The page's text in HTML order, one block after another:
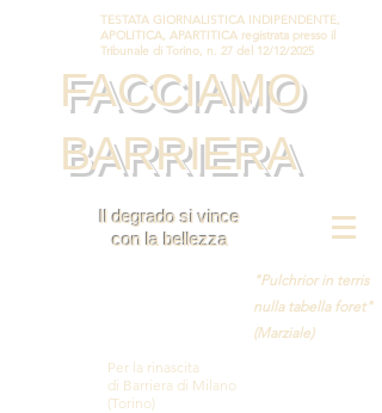
TESTATA GIORNALISTICA INDIPENDENTE,
APOLITICA, APARTITICA registrata presso il
Tribunale di Torino, n. 27 del 12/12/2025
FACCIAMO
BARRIERA
Il degrado si vince
con la bellezza
"Pulchrior in terris
nulla tabella foret"
(Marziale)
Per la rinascita
di Barriera di Milano
(Torino)